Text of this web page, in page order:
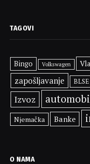
TAGOVI
Bingo Volkswagen
zapošljavanje BLSE
Izvoz
Njemačka Banke
O NAMA